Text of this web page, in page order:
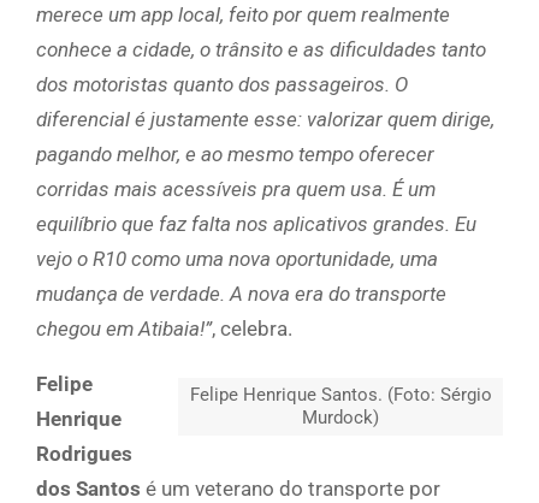
merece um app local, feito por quem realmente
conhece a cidade, o trânsito e as dificuldades tanto
dos motoristas quanto dos passageiros. O
diferencial é justamente esse: valorizar quem dirige,
pagando melhor, e ao mesmo tempo oferecer
corridas mais acessíveis pra quem usa. É um
equilíbrio que faz falta nos aplicativos grandes. Eu
vejo o R10 como uma nova oportunidade, uma
mudança de verdade. A nova era do transporte
chegou em Atibaia!”, celebra.
Felipe Henrique Santos. (Foto: Sérgio
Murdock)
Felipe
Henrique
Rodrigues
dos Santos é um veterano do transporte por